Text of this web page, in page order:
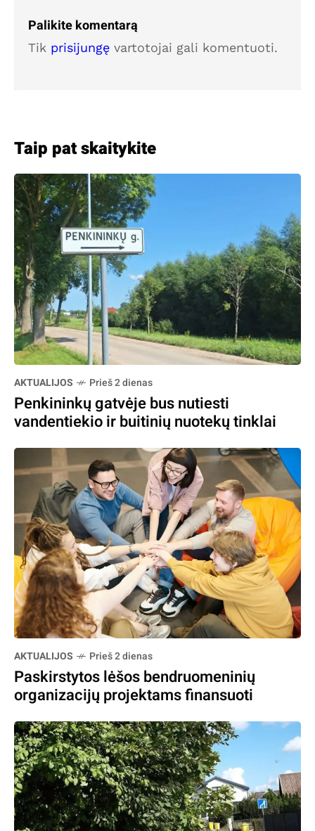
Palikite komentarą
Tik prisijungę vartotojai gali komentuoti.
Taip pat skaitykite
AKTUALIJOS Prieš 2 dienas
Penkininkų gatvėje bus nutiesti
vandentiekio ir buitinių nuotekų tinklai
AKTUALIJOS Prieš 2 dienas
Paskirstytos lėšos bendruomeninių
organizacijų projektams finansuoti